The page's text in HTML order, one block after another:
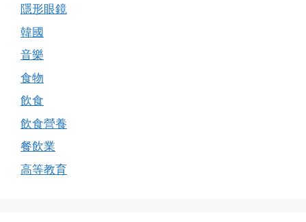
隱形眼鏡
韓國
音樂
食物
飲食
飲食營養
餐飲業
高等教育